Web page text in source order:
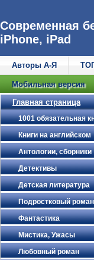
Современная
iPhone, iPad
Авторы А-Я
Мобильная версия
Главная страница
1001 обязательная
Книги на английском
Антологии, сборники
Детективы
Детская литература
Подростковый роман
Фантастика
Мистика, Ужасы
Любовный роман